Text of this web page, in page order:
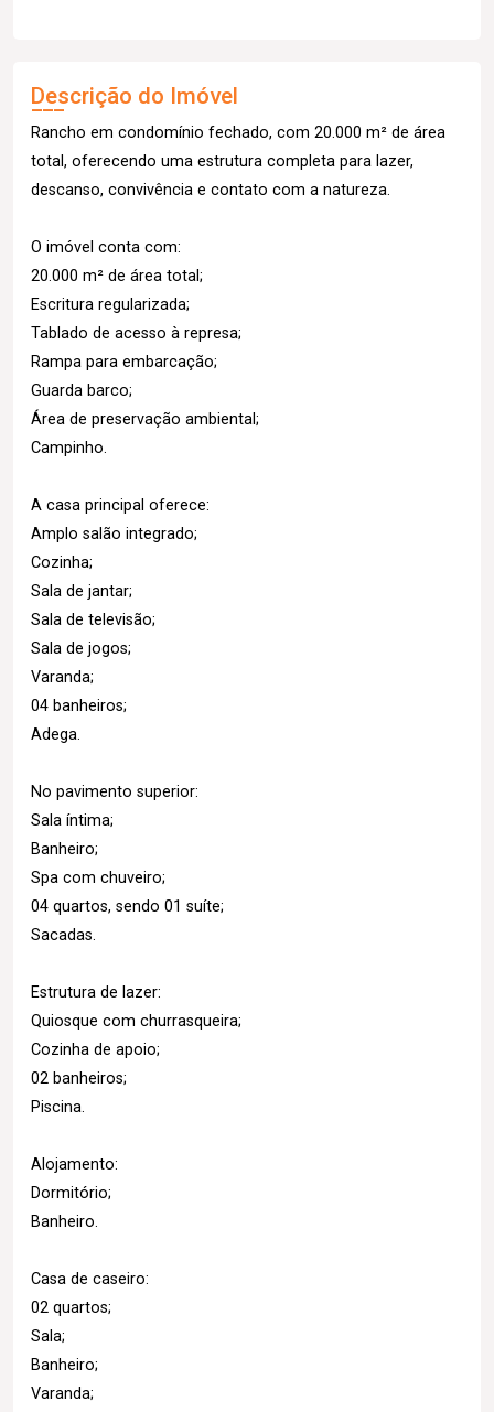
Descrição do Imóvel
Rancho em condomínio fechado, com 20.000 m² de área
total, oferecendo uma estrutura completa para lazer,
descanso, convivência e contato com a natureza.
O imóvel conta com:
20.000 m² de área total;
Escritura regularizada;
Tablado de acesso à represa;
Rampa para embarcação;
Guarda barco;
Área de preservação ambiental;
Campinho.
A casa principal oferece:
Amplo salão integrado;
Cozinha;
Sala de jantar;
Sala de televisão;
Sala de jogos;
Varanda;
04 banheiros;
Adega.
No pavimento superior:
Sala íntima;
Banheiro;
Spa com chuveiro;
04 quartos, sendo 01 suíte;
Sacadas.
Estrutura de lazer:
Quiosque com churrasqueira;
Cozinha de apoio;
02 banheiros;
Piscina.
Alojamento:
Dormitório;
Banheiro.
Casa de caseiro:
02 quartos;
Sala;
Banheiro;
Varanda;